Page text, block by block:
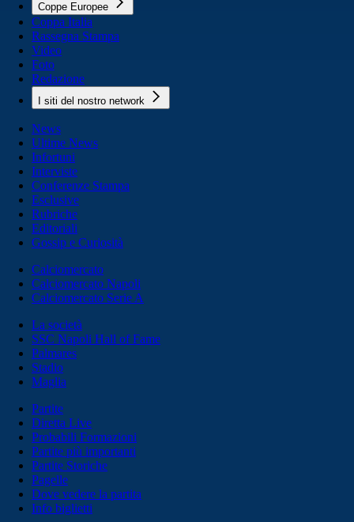
Coppe Europee
Coppa Italia
Rassegna Stampa
Video
Foto
Redazione
I siti del nostro network
News
Ultime News
Infortuni
Interviste
Conferenze Stampa
Esclusive
Rubriche
Editoriali
Gossip e Curiosità
Calciomercato
Calciomercato Napoli
Calciomercato Serie A
La società
SSC Napoli Hall of Fame
Palmares
Stadio
Maglia
Partite
Diretta Live
Probabili Formazioni
Partite più importanti
Partite Storiche
Pagelle
Dove vedere la partita
Info biglietti